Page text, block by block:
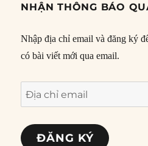
NHẬN THÔNG BÁO
Nhập địa chỉ email và đăng ký
có bài viết mới qua email.
Địa
chỉ
email
ĐĂNG KÝ